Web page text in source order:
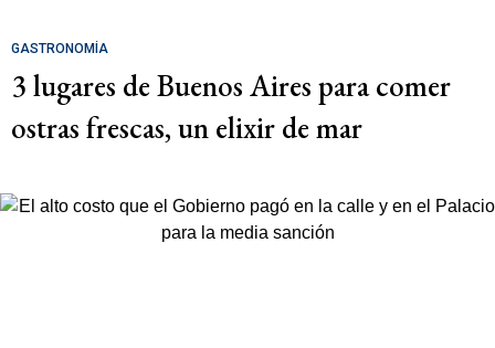
GASTRONOMÍA
3 lugares de Buenos Aires para comer
ostras frescas, un elixir de mar